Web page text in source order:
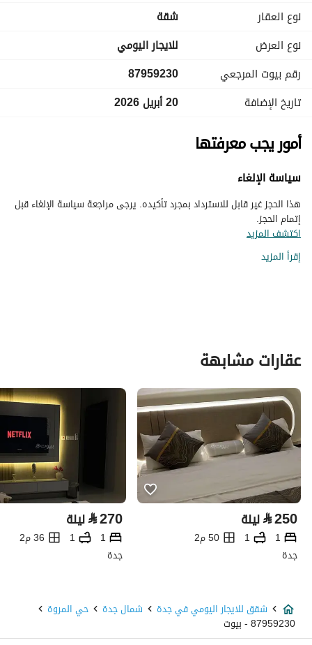
نوع العقار
شقة
نوع العرض
للايجار اليومي
رقم بيوت المرجعي
87959230
تاريخ الإضافة
20 أبريل 2026
أمور يجب معرفتها
سياسة الإلغاء
هذا الحجز غير قابل للاسترداد بمجرد تأكيده. يرجى مراجعة سياسة الإلغاء قبل
إتمام الحجز.
اكتشف المزيد
إقرأ المزيد
عقارات مشابهة
⃁250 ليلة
1
1
50 م2
جدة
⃁270 ليلة
1
1
36 م2
جدة
شقق للايجار اليومي في جدة شمال جدة حي المروة
87959230 - بيوت